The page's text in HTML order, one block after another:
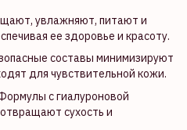
увлажняют, питают и
ее здоровье и красоту.
составы минимизируют
для чувствительной кожи.
с гиалуроновой
сухость и